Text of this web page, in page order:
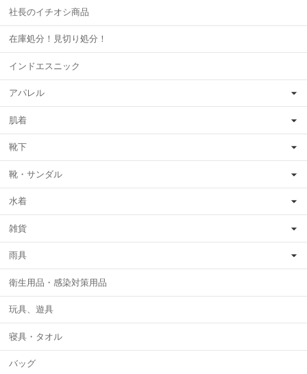
社長のイチオシ商品
在庫処分！見切り処分！
インドエスニック
アパレル
肌着
靴下
靴・サンダル
水着
雑貨
雨具
衛生用品・感染対策用品
玩具、遊具
寝具・タオル
バッグ